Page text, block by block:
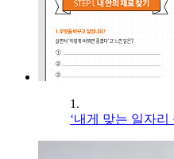
1.
‘내게 맞는 일자리